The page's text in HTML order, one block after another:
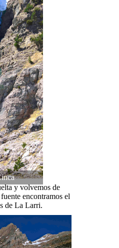
y volvemos de
encontramos el
de La Larri.